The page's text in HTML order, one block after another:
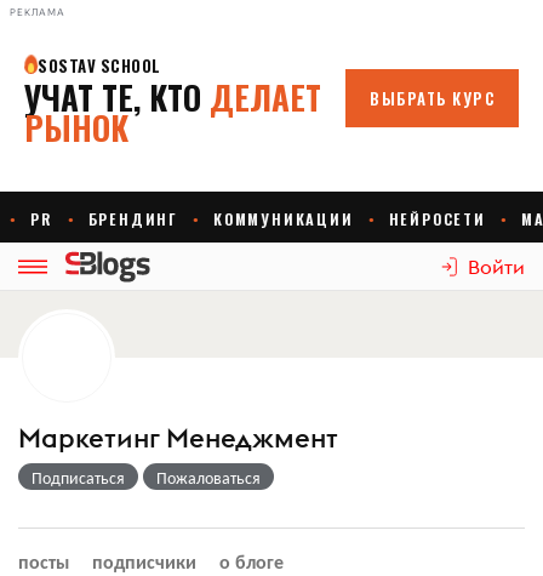
РЕКЛАМА
Войти
Маркетинг Менеджмент
Подписаться Пожаловаться
посты подписчики о блоге